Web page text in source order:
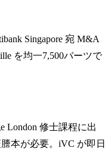
Singapore 宛 M&A
を均一7,500バーツで
London 修士課程に出
本が必要。iVC が即日